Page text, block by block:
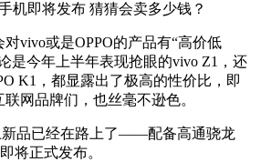
机即将发布 猜猜会卖多少钱？
vivo或是OPPO的产品有“高价低
是今年上半年表现抢眼的vivo Z1，还
K1，都显露出了极高的性价比，即
网品牌们，也丝毫不逊色。
新品已经在路上了——配备高通骁龙
将正式发布。